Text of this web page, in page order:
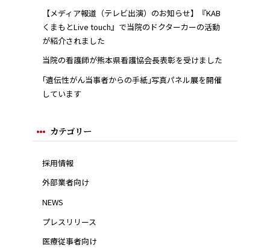
【メディア報道（テレビ出演）のお知らせ】『KAB
くまもとLive touch』で当院のドクターカーの活動
が紹介されました
当院の看護師が熊本県看護協会長表彰を受けました
｢遺伝性がん当事者からの手紙｣写真パネル展を開催
しています
カテゴリー
採用情報
外部業者向け
NEWS
プレスリリース
医療従事者向け